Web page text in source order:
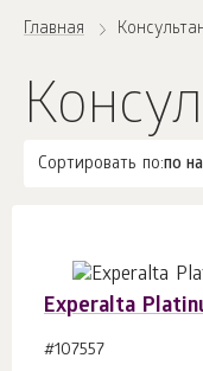
Главная
Сортировать по:по
Experalta
#107557